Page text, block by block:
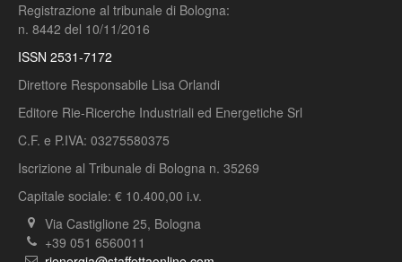
Registrazione al tribunale di Bologna:
n. 8442 del 10/11/2016
ISSN 2531-7172
Direttore Responsabile Lisa Orlandi
Editore Rie-Ricerche Industriali ed Energetiche Srl
C.F. e P.IVA: 03275580375
Iscrizione al Tribunale di Bologna n. 35269
Capitale sociale: € 10.400,00 i.v.
Via Castiglione 25, Bologna
+39 051 6560011